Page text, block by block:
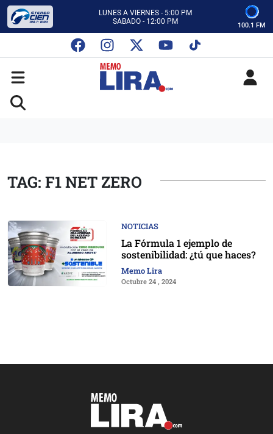
LUNES A VIERNES - 5:00 PM
SABADO - 12:00 PM
CON MEMO LIRA Y SU EQUIPO
LUNES A VIERNES - 5:00 PM
SABADO - 12:00 PM
100.1 FM
TAG: F1 NET ZERO
NOTICIAS
La Fórmula 1 ejemplo de
sostenibilidad: ¿tú que haces?
Memo Lira
Octubre 24 , 2024